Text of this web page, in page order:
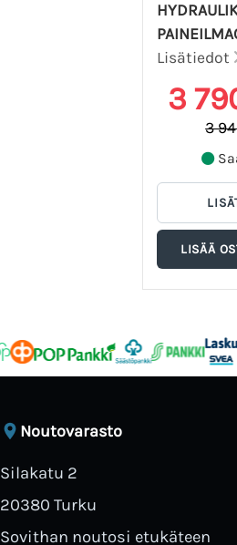
Lisätiedot
3
3
Noutovarasto
Silakatu 2
20380 Turku
Sovithan noutosi etukäteen